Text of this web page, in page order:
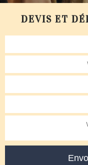
DEVIS ET